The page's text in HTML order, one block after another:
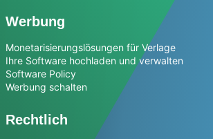
Werbung
Monetarisierungslösungen für Verlage
Ihre Software hochladen und verwalten
Software Policy
Werbung schalten
Rechtlich